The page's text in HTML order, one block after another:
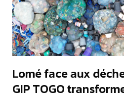
Lomé face aux
GIP TOGO